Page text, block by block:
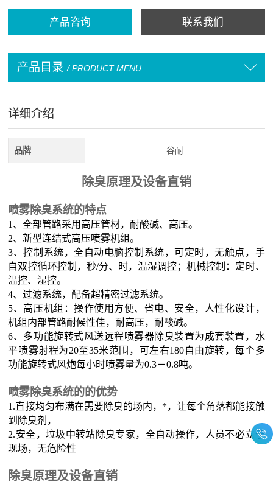
产品咨询 联系我们
产品目录 / PRODUCT MENU
详细介绍
品牌 谷耐
除臭原理及设备直销
喷雾除臭系统的特点
1、全部管路采用高压管材，耐酸碱、高压。
2、新型连结式高压喷雾机组。
3、控制系统，全自动电脑控制系统，可定时，无触点，手
自双控循环控制，秒/分、时，温湿调控；机械控制：定时、
温控、湿控。
4、过滤系统，配备超精密过滤系统。
5、高压机组：操作使用方便、省电、安全，人性化设计，
机组内部管路耐候性佳，耐高压，耐酸碱。
6、多功能旋转式风送远程喷雾器除臭装置为成套装置，水
平喷雾射程为20至35米范围，可左右180自由旋转，每个多
功能旋转式风炮每小时喷雾量为0.3－0.8吨。
喷雾除臭系统的的优势
1.直接均匀布满在需要除臭的场内，*，让每个角落都能接触
到除臭剂，
2.安全，垃圾中转站除臭专家，全自动操作，人员不必立于
现场，无危险性
除臭原理及设备直销